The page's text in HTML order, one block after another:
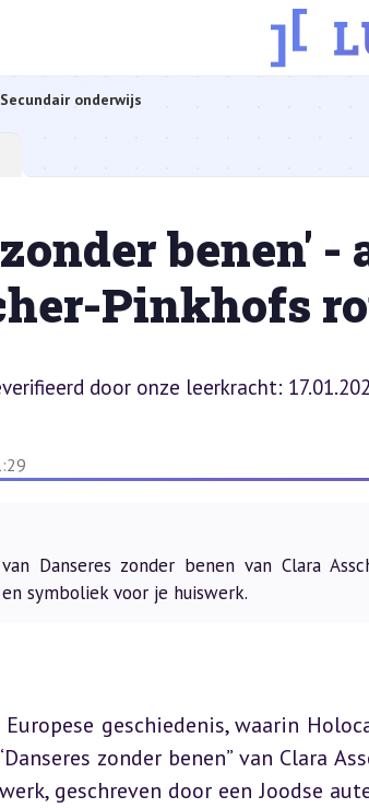
Secundair onderwijs
benen'
Pinkhofs
door onze leerkracht:
Danseres zonder benen van Clara
symboliek voor je huiswerk.
geschiedenis, waarin
zonder benen” van Clara
geschreven door een Joodse